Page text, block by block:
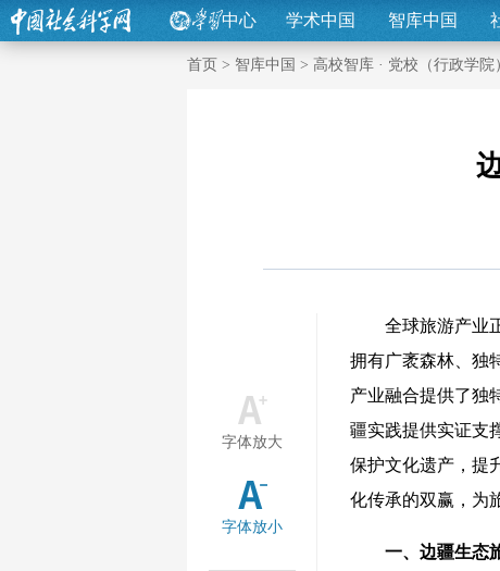
中心 学术中国 智库中国
首页 > 智库中国 > 高校智库 · 党校（行政学院
字体放大
字体放小
全球旅游产业
拥有广袤森林、独
产业融合提供了独
疆实践提供实证支
保护文化遗产，提
化传承的双赢，为
一、边疆生态